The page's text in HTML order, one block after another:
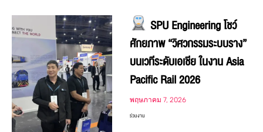
SPU Engineering โชว์
ศักยภาพ “วิศวกรรมระบบราง”
บนเวทีระดับเอเชีย ในงาน Asia
Pacific Rail 2026
พฤษภาคม 7, 2026
ร่วมงาน